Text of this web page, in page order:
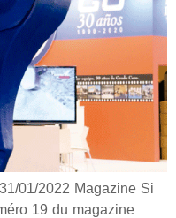
01/2022 Magazine Si
19 du magazine